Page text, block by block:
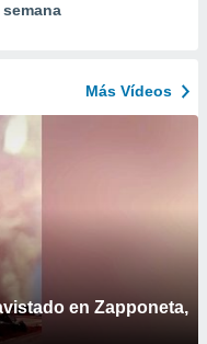
Más Vídeos
en Zapponeta,